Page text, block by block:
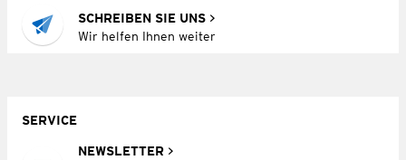
SCHREIBEN SIE UNS
Wir helfen Ihnen weiter
SERVICE
NEWSLETTER